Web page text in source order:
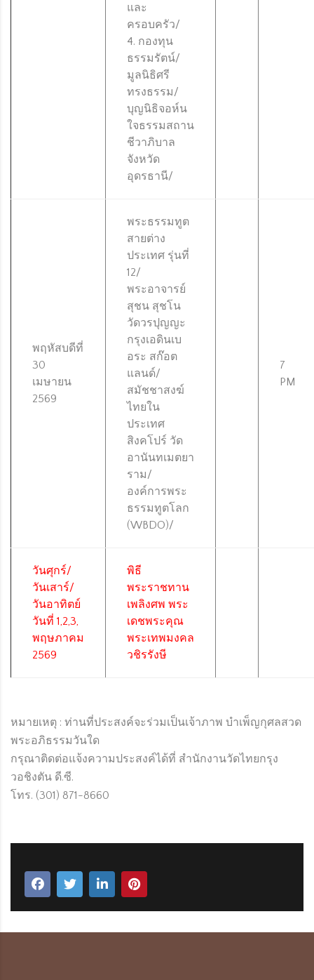
และ
ครอบครัว/
4. กองทุน
ธรรมรัตน์/
มูลนิธิศรี
ทรงธรรม/
บุญนิธิจอห์น
ใจธรรมสถาน
ชีวาภิบาล
จังหวัด
อุดรธานี/
พฤหัสบดีที่
30
เมษายน
2569
พระธรรมทูต
สายต่าง
ประเทศ รุ่นที่
12/
พระอาจารย์
สุชน สุชโน
วัดวรปุญญะ
กรุงเอดินเบ
อระ สก๊อต
แลนด์/
สมัชชาสงฆ์
ไทยใน
ประเทศ
สิงคโปร์ วัด
อานันทเมตยา
ราม/
องค์การพระ
ธรรมทูตโลก
(WBDO)/
7
PM
วันศุกร์/
วันเสาร์/
วันอาทิตย์
วันที่ 1,2,3,
พฤษภาคม
2569
พิธี
พระราชทาน
เพลิงศพ พระ
เดชพระคุณ
พระเทพมงคล
วชิรรังษี
หมายเหตุ : ท่านที่ประสงค์จะร่วมเป็นเจ้าภาพ บำเพ็ญกุศลสวด
พระอภิธรรมวันใด
กรุณาติดต่อแจ้งความประสงค์ได้ที่ สำนักงานวัดไทยกรุง
วอชิงตัน ดี.ซี.
โทร. (301) 871-8660